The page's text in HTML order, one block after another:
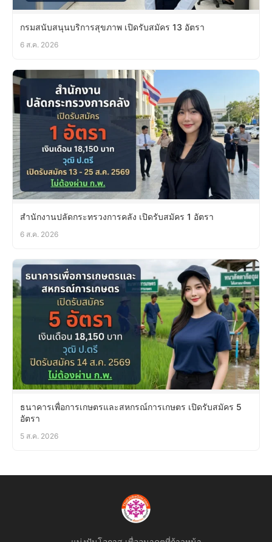
กรมสนับสนุนบริการสุขภาพ เปิดรับสมัคร 13 อัตรา
6 ส.ค. 2026
สำนักงานปลัดกระทรวงการคลัง เปิดรับสมัคร 1 อัตรา
6 ส.ค. 2026
ธนาคารเพื่อการเกษตรและสหกรณ์การเกษตร เปิดรับสมัคร 5
อัตรา
5 ส.ค. 2026